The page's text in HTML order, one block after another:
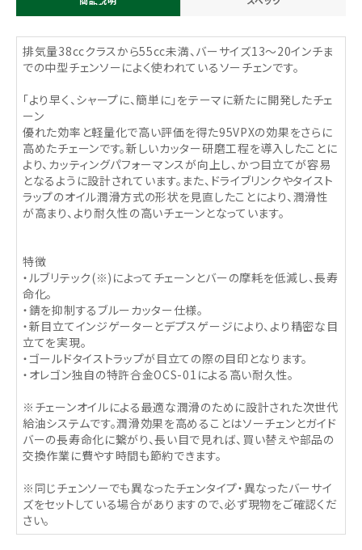
排気量38ccクラスから55cc未満、バーサイズ13～20インチま
での中型チェンソーによく使われているソーチェンです。
「より早く、シャープに、簡単に」をテーマに新たに開発したチェ
ーン
優れた効率と軽量化で高い評価を得た95VPXの効果をさらに
高めたチェーンです。新しいカッター研磨工程を導入したことに
より、カッティングパフォーマンスが向上し、かつ目立てが容易
となるように設計されています。また、ドライブリンクやタイスト
ラップのオイル潤滑方式の形状を見直したことにより、潤滑性
が高まり、より耐久性の高いチェーンとなっています。
特徴
・ルブリテック(※)によってチェーンとバーの摩耗を低減し、長寿
命化。
・錆を抑制するブルーカッター仕様。
・新目立てインジゲーターとデプスゲージにより、より精密な目
立てを実現。
・ゴールドタイストラップが目立ての際の目印となります。
・オレゴン独自の特許合金OCS-01による高い耐久性。
※チェーンオイルによる最適な潤滑のために設計された次世代
給油システムです。潤滑効果を高めることはソーチェンとガイド
バーの長寿命化に繋がり、長い目で見れば、買い替えや部品の
交換作業に費やす時間も節約できます。
※同じチェンソーでも異なったチェンタイプ・異なったバーサイ
ズをセットしている場合がありますので、必ず現物をご確認くだ
さい。